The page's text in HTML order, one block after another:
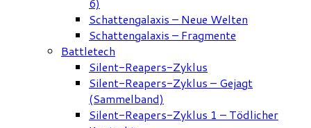
Schattengalaxis – Neue Welten
Schattengalaxis – Fragmente
Battletech
Silent-Reapers-Zyklus
Silent-Reapers-Zyklus – Gejagt
(Sammelband)
Silent-Reapers-Zyklus 1 – Tödlicher